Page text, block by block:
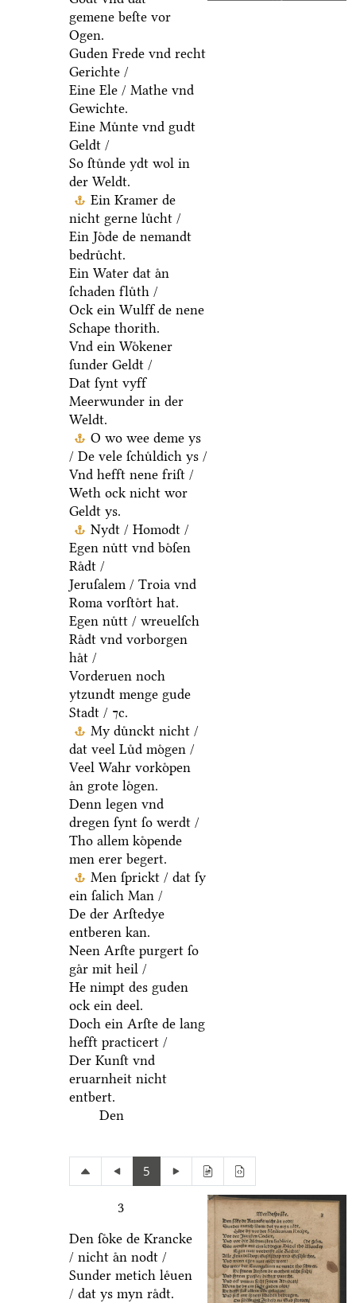
gemene beſte vor
Ogen.
Guden Frede vnd recht
Gerichte /
Eine Ele / Mathe vnd
Gewichte.
Eine Muͤnte vnd gudt
Geldt /
So ſtuͤnde ydt wol in
der Weldt.
Ein Kramer de
nicht gerne luͤcht /
Ein Joͤde de nemandt
bedruͤcht.
Ein Water dat aͤn
ſchaden fluͤth /
Ock ein Wulff de nene
Schape thorith.
Vnd ein Woͤkener
ſunder Geldt /
Dat ſynt vyff
Meerwunder in der
Weldt.
O wo wee deme ys
/ De vele ſchuͤldich ys /
Vnd hefft nene friſt /
Weth ock nicht wor
Geldt ys.
Nydt / Homodt /
Egen nuͤtt vnd boͤſen
Raͤdt /
Jeruſalem / Troia vnd
Roma vorſtoͤrt hat.
Egen nuͤtt / wreuelſch
Raͤdt vnd vorborgen
haͤt /
Vorderuen noch
ytzundt menge gude
Stadt / ⁊c.
My duͤnckt nicht /
dat veel Luͤd moͤgen /
Veel Wahr vorkoͤpen
aͤn grote loͤgen.
Denn legen vnd
dregen ſynt ſo werdt /
Tho allem koͤpende
men erer begert.
Men ſprickt / dat ſy
ein ſalich Man /
De der Arſtedye
entberen kan.
Neen Arſte purgert ſo
gaͤr mit heil /
He nimpt des guden
ock ein deel.
Doch ein Arſte de lang
hefft practicert /
Der Kunſt vnd
eruarnheit nicht
entbert.
Den
5
3
Den ſoͤke de Krancke
/ nicht aͤn nodt /
Sunder metich leͤuen
/ dat ys myn raͤdt.